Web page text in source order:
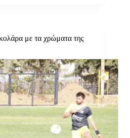
με τα χρώματα της